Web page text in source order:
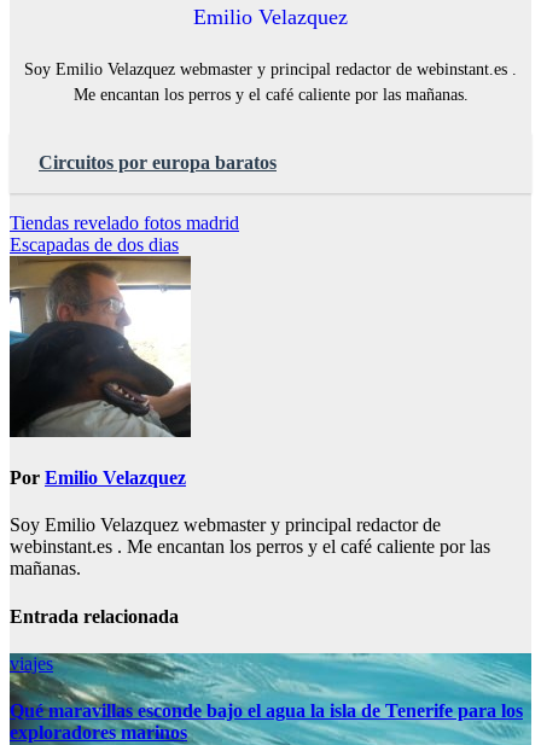
Emilio Velazquez
Soy Emilio Velazquez webmaster y principal redactor de webinstant.es .
Me encantan los perros y el café caliente por las mañanas.
Circuitos por europa baratos
Navegación
de
entradas
Tiendas revelado fotos madrid
Escapadas de dos dias
Por Emilio Velazquez
Soy Emilio Velazquez webmaster y principal redactor de
webinstant.es . Me encantan los perros y el café caliente por las
mañanas.
Entrada relacionada
viajes
Qué maravillas esconde bajo el agua la isla de Tenerife para los
exploradores marinos